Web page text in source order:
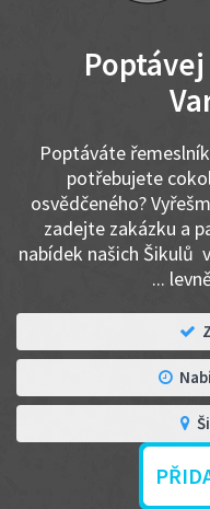
Poptáváte
potřebujete
osvědčeného?
zadejte zakázku a
nabídek našich Šikulů
...